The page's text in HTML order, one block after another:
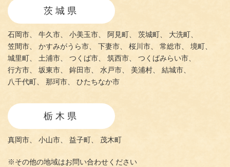
茨城県
石岡市、 牛久市、 小美玉市、 阿見町、 茨城町、
大洗町、
笠間市、
かすみがうら市、 下妻市、 桜川市、 常総市、
境町、
城里町、
土浦市、 つくば市、 筑西市、
つくばみらい市、
行方市、
坂東市、 鉾田市、 水戸市、 美浦村、
結城市、
八千代町、
那珂市、 ひたちなか市
栃木県
真岡市、 小山市、 益子町、 茂木町
※その他の地域はお問い合わせください